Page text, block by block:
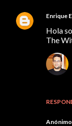
Enrique
Hola
The
Anónimo